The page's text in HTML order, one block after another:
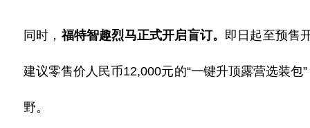
同时， 福特智趣烈马正式开启盲订。 即日起至预售
建议零售价人民币12,000元的“一键升顶露营选装包
野。